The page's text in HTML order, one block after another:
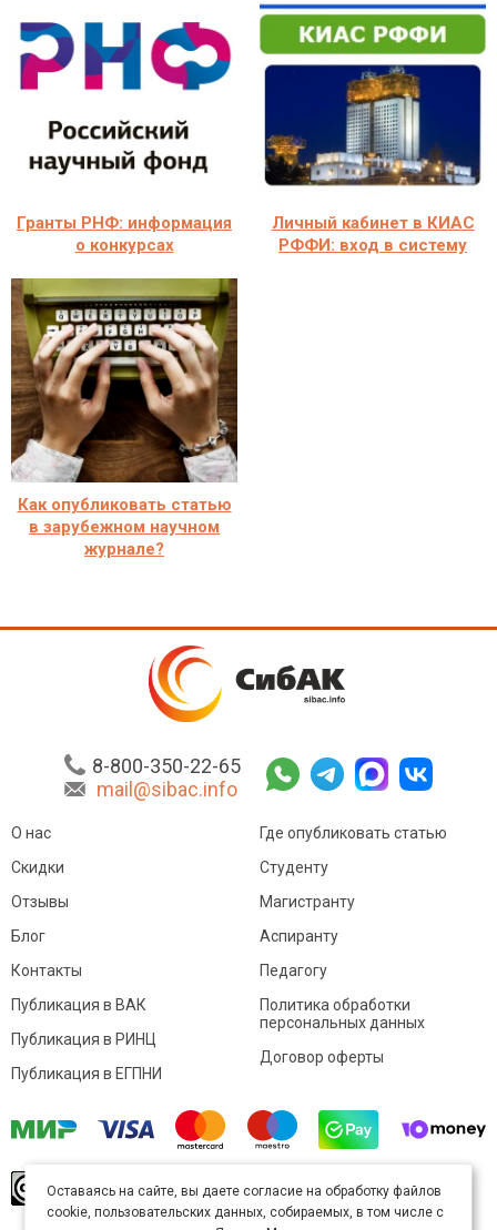
Гранты РНФ: информация
о конкурсах
Личный кабинет в КИАС
РФФИ: вход в систему
Как опубликовать статью
в зарубежном научном
журнале?
8-800-350-22-65
mail@sibac.info
О нас
Скидки
Отзывы
Блог
Контакты
Где опубликовать статью
Студенту
Магистранту
Аспиранту
Педагогу
Публикация в ВАК
Публикация в РИНЦ
Публикация в ЕГПНИ
Политика обработки
персональных данных
Договор оферты
произведение доступно полицензии Creative
Commons «Attribution» («Атрибуция») 4.0
Оставаясь на сайте, вы даете согласие на обработку файлов
cookie, пользовательских данных, собираемых, в том числе с